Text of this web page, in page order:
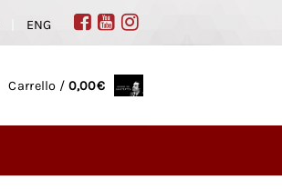
ENG
Carrello / 0,00€